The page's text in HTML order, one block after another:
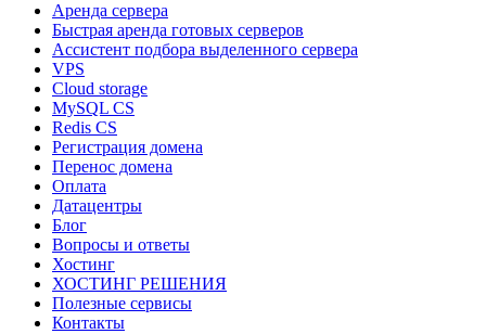
Аренда сервера
Быстрая аренда готовых серверов
Ассистент подбора выделенного сервера
VPS
Cloud storage
MySQL CS
Redis CS
Регистрация домена
Перенос домена
Оплата
Датацентры
Блог
Вопросы и ответы
Хостинг
ХОСТИНГ РЕШЕНИЯ
Полезные сервисы
Контакты